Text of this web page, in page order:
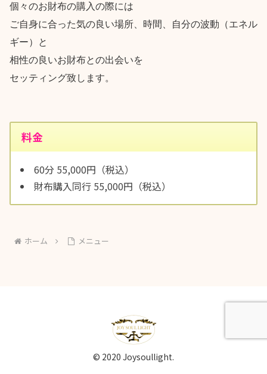
個々のお財布の購入の際には
ご自身に合った気の良い場所、時間、自分の波動（エネル
ギー）と
相性の良いお財布との出会いを
セッティング致します。
料金
60分 55,000円（税込）
財布購入同行 55,000円（税込）
ホーム メニュー
© 2020 Joysoullight.